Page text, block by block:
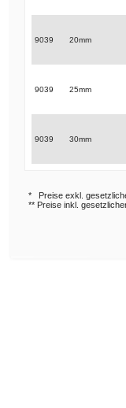
9039 20mm
9039 25mm
9039 30mm
* Preise exkl.
** Preise inkl.